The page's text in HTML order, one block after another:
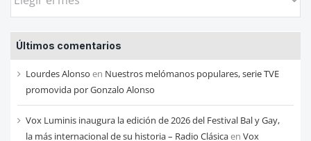
entradas
de
cada
mes
Últimos comentarios
Lourdes Alonso en Nuestros melómanos populares, serie TVE
promovida por Gonzalo Alonso
Vox Luminis inaugura la edición de 2026 del Festival Bal y Gay,
la más internacional de su historia – Radio Clásicaen Vox